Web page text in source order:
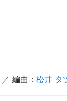
／ 編曲： 松井 タ